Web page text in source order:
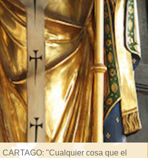
"Cualquier cosa que el